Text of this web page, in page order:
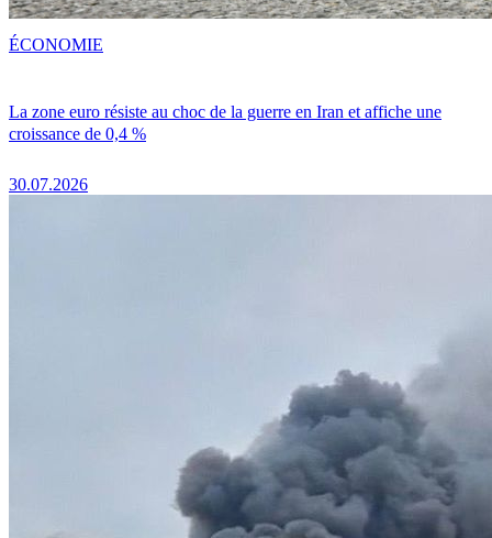
La zone euro résiste au choc de la guerre en Iran et affiche une
croissance de 0,4 %
30.07.2026
ÉCONOMIE